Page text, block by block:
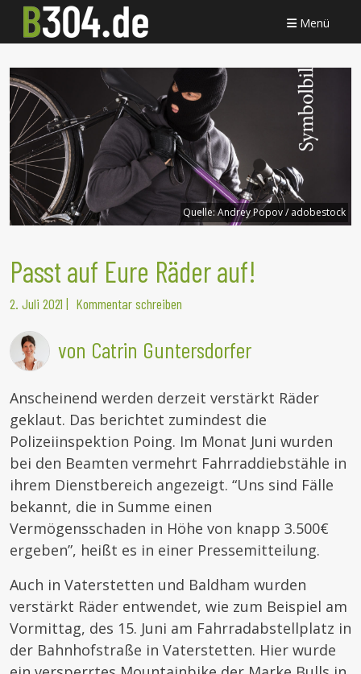
Menü
Quelle:Andrey Popov / adobestock
Passt auf Eure Räder auf!
2. Juli 2021 | Kommentar schreiben
von Catrin Guntersdorfer
Anscheinend werden derzeit verstärkt Räder
geklaut. Das berichtet zumindest die
Polizeiinspektion Poing. Im Monat Juni wurden
bei den Beamten vermehrt Fahrraddiebstähle in
ihrem Dienstbereich angezeigt. “Uns sind Fälle
bekannt, die in Summe einen
Vermögensschaden in Höhe von knapp 3.500€
ergeben”, heißt es in einer Pressemitteilung.
Auch in Vaterstetten und Baldham wurden
verstärkt Räder entwendet, wie zum Beispiel am
Vormittag, des 15. Juni am Fahrradabstellplatz in
der Bahnhofstraße in Vaterstetten. Hier wurde